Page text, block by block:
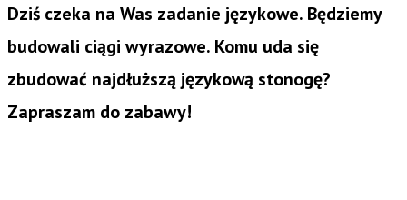
Dziś czeka na Was zadanie językowe. Będziemy
budowali ciągi wyrazowe. Komu uda się
zbudować najdłuższą językową stonogę?
Zapraszam do zabawy!